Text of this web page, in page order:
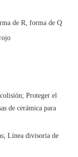
de R, forma de Q
Proteger el
de cerámica para
Línea divisoria de